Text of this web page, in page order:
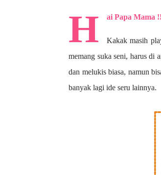
H ai Papa Mama !!
Kakak masih
memang suka seni, harus di
dan melukis biasa, namun
banyak lagi ide seru lainnya.